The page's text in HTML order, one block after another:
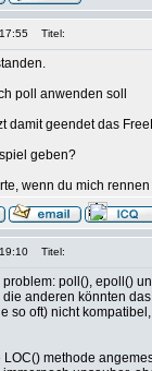
Titel:
poll anwenden soll
damit geendet das
geben?
wenn du mich
Titel:
poll(), epoll()
anderen könnten
so oft) nicht
methode